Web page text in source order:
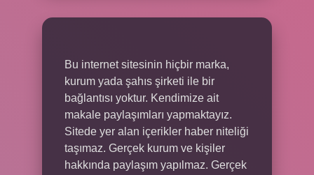
Bu internet sitesinin hiçbir marka,
kurum yada şahıs şirketi ile bir
bağlantısı yoktur. Kendimize ait
makale paylaşımları yapmaktayız.
Sitede yer alan içerikler haber niteliği
taşımaz. Gerçek kurum ve kişiler
hakkında paylaşım yapılmaz. Gerçek